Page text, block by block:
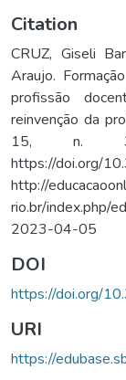
Citation
CRUZ, Giseli
Araujo.
profissão
reinvenção da
15, n.
https://doi.org/
http://
rio.br/
2023-04-05
DOI
https://doi.org/
URI
https://